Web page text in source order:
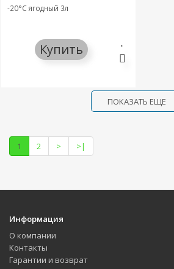
-20°C ягодный 3л
Купить
ПОКАЗАТЬ ЕЩЕ
1 2 > >|
Информация
О компании
Контакты
Гарантии и возврат